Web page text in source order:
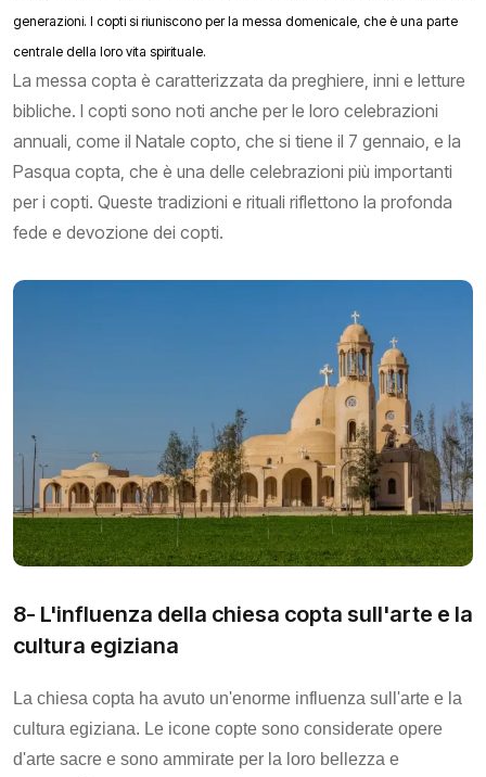
generazioni. I copti si riuniscono per la messa domenicale, che è una parte
centrale della loro vita spirituale.
La messa copta è caratterizzata da preghiere, inni e letture
bibliche. I copti sono noti anche per le loro celebrazioni
annuali, come il Natale copto, che si tiene il 7 gennaio, e la
Pasqua copta, che è una delle celebrazioni più importanti
per i copti. Queste tradizioni e rituali riflettono la profonda
fede e devozione dei copti.
8- L'influenza della chiesa copta sull'arte e la
cultura egiziana
La chiesa copta ha avuto un'enorme influenza sull'arte e la
cultura egiziana. Le icone copte sono considerate opere
d'arte sacre e sono ammirate per la loro bellezza e